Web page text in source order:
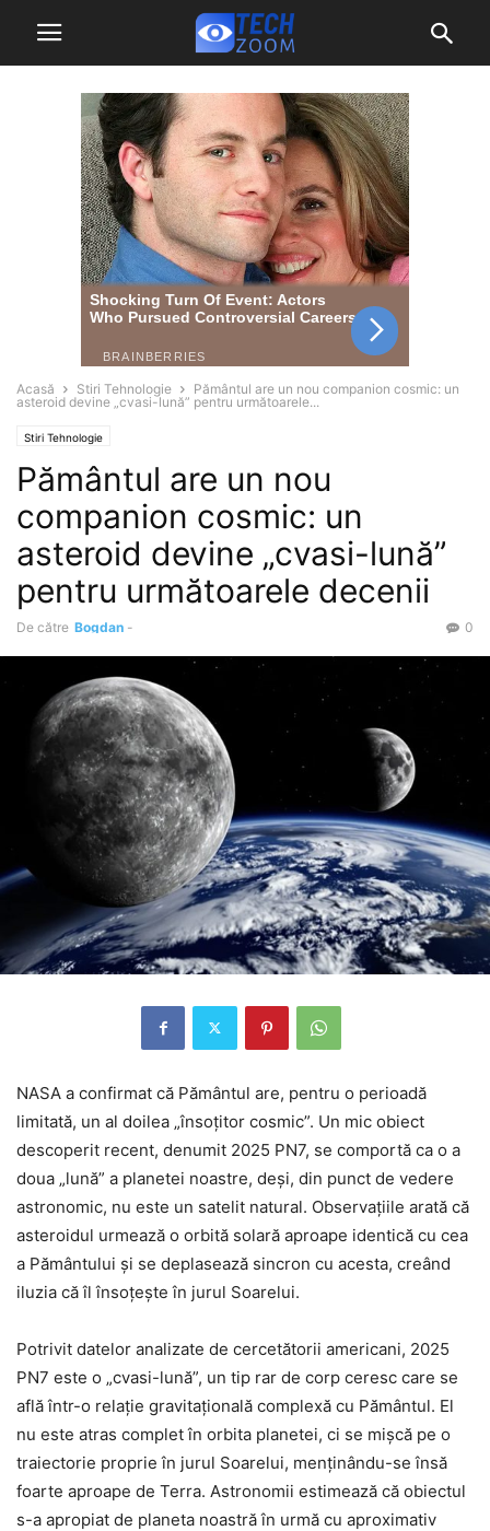
Acasă Stiri Tehnologie
Pământul are un nou companion cosmic: un
asteroid devine „cvasi-lună” pentru următoarele...
Stiri Tehnologie
Pământul are un nou
companion cosmic: un
asteroid devine „cvasi-lună”
pentru următoarele decenii
De către Bogdan - 0
NASA a confirmat că Pământul are, pentru o perioadă
limitată, un al doilea „însoțitor cosmic”. Un mic obiect
descoperit recent, denumit 2025 PN7, se comportă ca o a
doua „lună” a planetei noastre, deși, din punct de vedere
astronomic, nu este un satelit natural. Observațiile arată că
asteroidul urmează o orbită solară aproape identică cu cea
a Pământului și se deplasează sincron cu acesta, creând
iluzia că îl însoțește în jurul Soarelui.
Potrivit datelor analizate de cercetătorii americani, 2025
PN7 este o „cvasi-lună”, un tip rar de corp ceresc care se
află într-o relație gravitațională complexă cu Pământul. El
nu este atras complet în orbita planetei, ci se mișcă pe o
traiectorie proprie în jurul Soarelui, menținându-se însă
foarte aproape de Terra. Astronomii estimează că obiectul
s-a apropiat de planeta noastră în urmă cu aproximativ